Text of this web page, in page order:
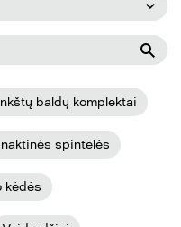
baldų komplektai
naktinės spintelės
kėdės